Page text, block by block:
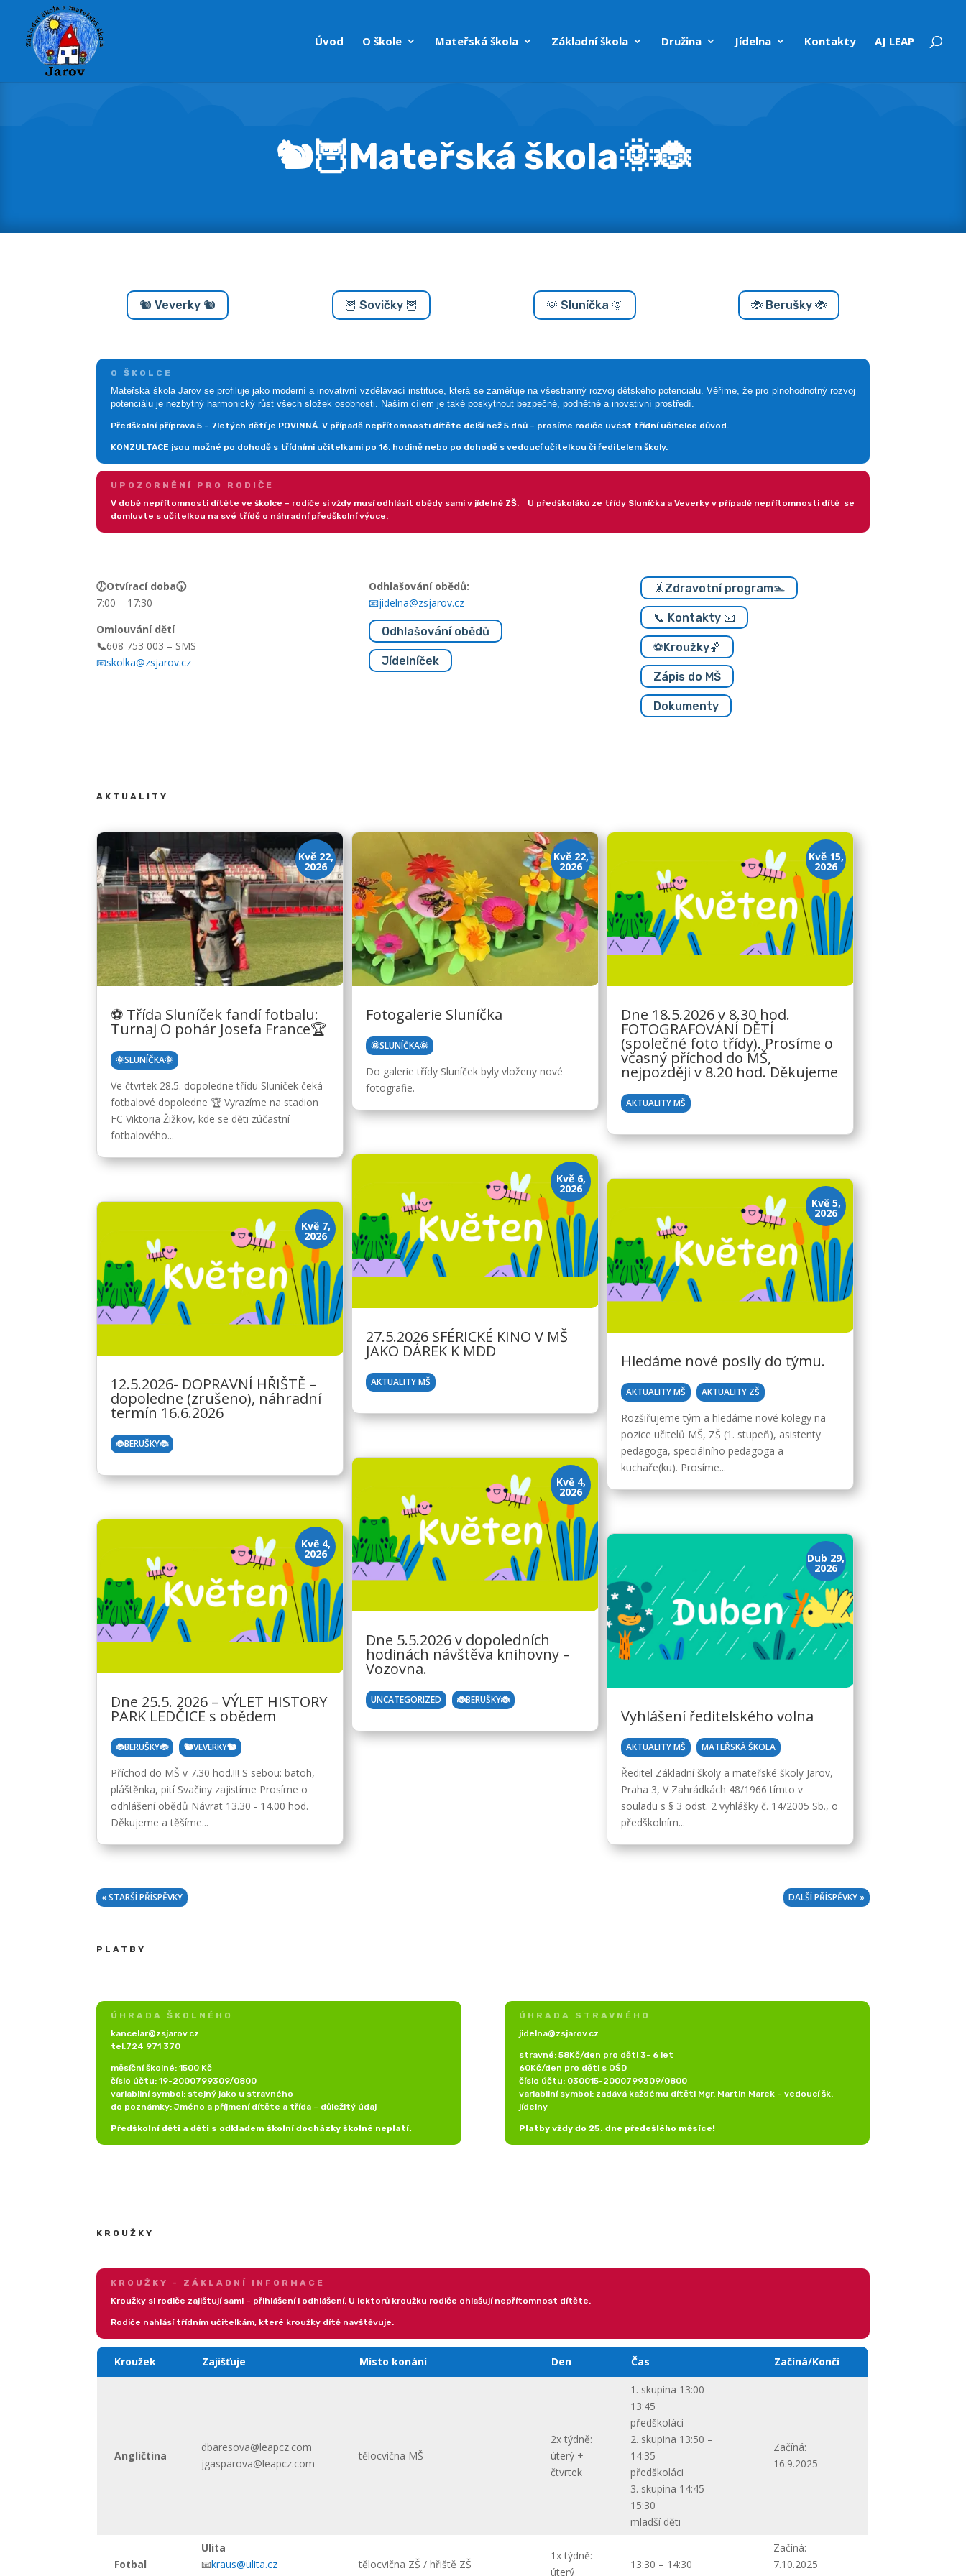
Úvod O škole Mateřská škola Základní škola Družina Jídelna Kontakty AJ LEAP
🐿️🦉Mateřská škola🌞🐞
🐿️ Veverky 🐿️ 🦉 Sovičky 🦉 🌞 Sluníčka 🌞 🐞 Berušky 🐞
O ŠKOLCE
Mateřská škola Jarov se profiluje jako moderní a inovativní vzdělávací instituce, která se zaměřuje na všestranný rozvoj dětského potenciálu.Věříme, že pro plnohodnotný rozvoj
potenciálu je nezbytný harmonický růst všech složek osobnosti. Naším cílem je také poskytnout bezpečné, podnětné a inovativní prostředí
Předškolní příprava 5 – 7letých dětí je POVINNÁ. V případě nepřítomnosti dítěte delší než 5 dnů – prosíme rodiče uvést třídní učitelce důvod.
KONZULTACE jsou možné po dohodě s třídními učitelkami po 16. hodině nebo po dohodě s vedoucí učitelkou či ředitelem školy.
UPOZORNĚNÍ PRO RODIČE
V době nepřítomnosti dítěte ve školce – rodiče si vždy musí odhlásit obědy sami v jídelně ZŠ. U předškoláků ze třídy Sluníčka a Veverky v případě nepřítomnosti dítě se
domluvte s učitelkou na své třídě o náhradní předškolní výuce.
🕖Otvírací doba🕠
7:00 – 17:30
Omlouvání dětí
📞608 753 003 – SMS
📧skolka@zsjarov.cz
Odhlašování obědů:
📧jidelna@zsjarov.cz
Odhlašování obědů
Jídelníček
🤸Zdravotní program🏊
📞 Kontakty 📧
⚽Kroužky🏀
Zápis do MŠ
Dokumenty
AKTUALITY
⚽ Třída Sluníček fandí fotbalu:
Turnaj O pohár Josefa France🏆
Kvě 22,
2026
🌞SLUNÍČKA🌞
Ve čtvrtek 28.5. dopoledne třídu Sluníček čeká
fotbalové dopoledne 🏆 Vyrazíme na stadion
FC Viktoria Žižkov, kde se děti zúčastní
fotbalového...
12.5.2026- DOPRAVNÍ HŘIŠTĚ –
dopoledne (zrušeno), náhradní
termín 16.6.2026
Kvě 7,
2026
🐞BERUŠKY🐞
Dne 25.5. 2026 – VÝLET HISTORY
PARK LEDČICE s obědem
Kvě 4,
2026
🐞BERUŠKY🐞 , 🐿️VEVERKY🐿️
Příchod do MŠ v 7.30 hod.!!! S sebou: batoh,
pláštěnka, pití Svačiny zajistíme Prosíme o
odhlášení obědů Návrat 13.30 - 14.00 hod.
Děkujeme a těšíme...
Fotogalerie Sluníčka
Kvě 22,
2026
🌞SLUNÍČKA🌞
Do galerie třídy Sluníček byly vloženy nové
fotografie.
27.5.2026 SFÉRICKÉ KINO V MŠ
JAKO DÁREK K MDD
Kvě 6,
2026
AKTUALITY MŠ
Dne 5.5.2026 v dopoledních
hodinách návštěva knihovny –
Vozovna.
Kvě 4,
2026
UNCATEGORIZED , 🐞BERUŠKY🐞
Dne 18.5.2026 v 8.30 hod.
FOTOGRAFOVÁNÍ DĚTÍ
(společné foto třídy). Prosíme o
včasný příchod do MŠ,
nejpozději v 8.20 hod. Děkujeme
Kvě 15,
2026
AKTUALITY MŠ
Hledáme nové posily do týmu.
Kvě 5,
2026
AKTUALITY MŠ AKTUALITY ZŠ
Rozšiřujeme tým a hledáme nové kolegy na
pozice učitelů MŠ, ZŠ (1. stupeň), asistenty
pedagoga, speciálního pedagoga a
kuchaře(ku). Prosíme...
Vyhlášení ředitelského volna
Dub 29,
2026
AKTUALITY MŠ MATEŘSKÁ ŠKOLA
Ředitel Základní školy a mateřské školy Jarov,
Praha 3, V Zahrádkách 48/1966 tímto v
souladu s § 3 odst. 2 vyhlášky č. 14/2005 Sb., o
předškolním...
« STARŠÍ PŘÍSPĚVKY DALŠÍ PŘÍSPĚVKY »
PLATBY
ÚHRADA ŠKOLNÉHO
kancelar@zsjarov.cz
tel.724 971 370
měsíční školné: 1500 Kč
číslo účtu: 19-2000799309/0800
variabilní symbol: stejný jako u stravného
do poznámky: Jméno a příjmení dítěte a třída – důležitý údaj
Předškolní děti a děti s odkladem školní docházky školné neplatí.
ÚHRADA STRAVNÉHO
jidelna@zsjarov.cz
stravné: 58Kč/den pro děti 3- 6 let
60Kč/den pro děti s OŠD
číslo účtu: 030015-2000799309/0800
variabilní symbol: zadává každému dítěti Mgr. Martin Marek – vedoucí šk.
jídelny
Platby vždy do 25. dne předešlého měsíce!
KROUŽKY
KROUŽKY - ZÁKLADNÍ INFORMACE
Kroužky si rodiče zajištují sami – přihlášení i odhlášení. U lektorů kroužku rodiče ohlašují nepřítomnost dítěte.
Rodiče nahlásí třídním učitelkám, které kroužky dítě navštěvuje.
Kroužek Zajišťuje Místo konání Den Čas Začíná/Končí
Angličtina
dbaresova@leapcz.com
jgasparova@leapcz.com
tělocvična MŠ
2x týdně:
úterý +
čtvrtek
1. skupina 13:00 –
13:45
předškoláci
2. skupina 13:50 –
14:35
předškoláci
3. skupina 14:45 –
15:30
mladší děti
Začíná:
16.9.2025
Fotbal
Ulita
📧kraus@ulita.cz
tělocvična ZŠ / hřiště ZŠ
1x týdně:
úterý
13:30 – 14:30
Začíná:
7.10.2025